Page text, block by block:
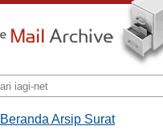
Beranda Arsip Surat